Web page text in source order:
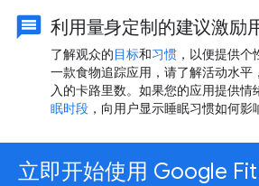
利用量身定制的建议激励
了解观众的目标和习惯 ，以便提供
一款食物追踪应用，请了解活动水平
入的卡路里数。如果您的应用提供情
眠时段 ，向用户显示睡眠习惯如何影
立即开始使用 Google